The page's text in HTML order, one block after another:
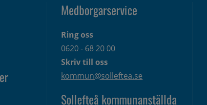
Medborgarservice
Ring oss
0620 - 68 20 00
Skriv till oss
kommun@solleftea.se
Sollefteå kommunanställda